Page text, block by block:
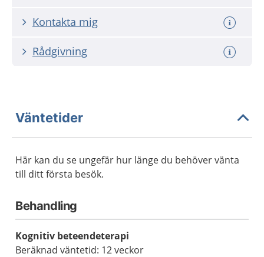
Kontakta mig
Rådgivning
Väntetider
Här kan du se ungefär hur länge du behöver vänta
till ditt första besök.
Behandling
Kognitiv beteendeterapi
Beräknad väntetid: 12 veckor